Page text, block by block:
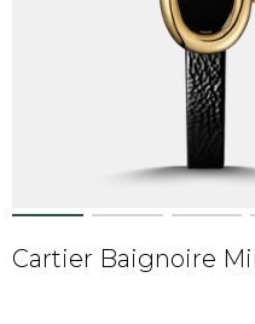
Cartier Baignoire